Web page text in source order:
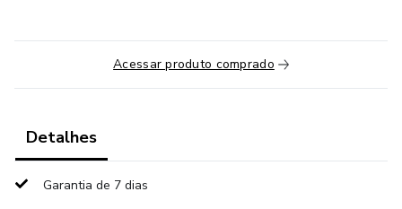
seu novo mundo — de dentro para fora.
🌿 O que você vai encontrar aqui:
7 vídeos em sequência, com explicações claras e exercícios
de aplicação prática.
Acessar produto comprado
Detalhes
Garantia de 7 dias